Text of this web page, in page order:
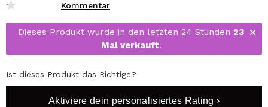
Kommentar
Dieses Produkt wurde in den letzten 24 Stunden 23
Mal verkauft.
Ist dieses Produkt das Richtige?
Aktiviere dein personalisiertes Rating ›